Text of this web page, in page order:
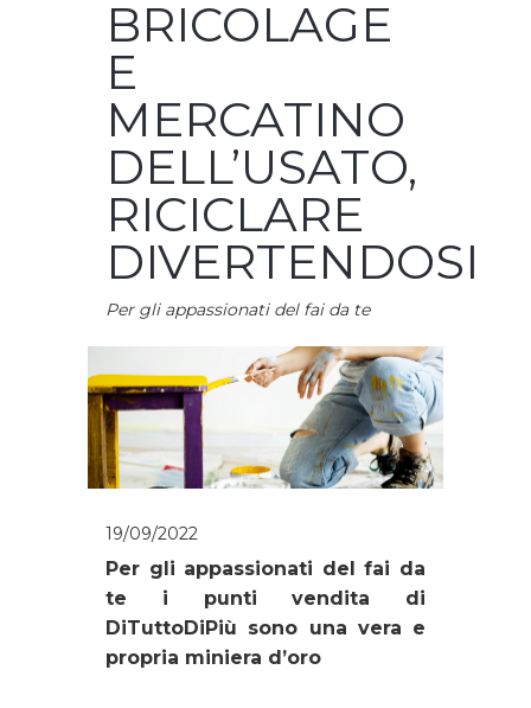
BRICOLAGE
E
MERCATINO
DELL’USATO,
RICICLARE
DIVERTENDOSI
Per gli appassionati del fai da te
19/09/2022
Per gli appassionati del fai da
te i punti vendita di
DiTuttoDiPiù sono una vera e
propria miniera d’oro